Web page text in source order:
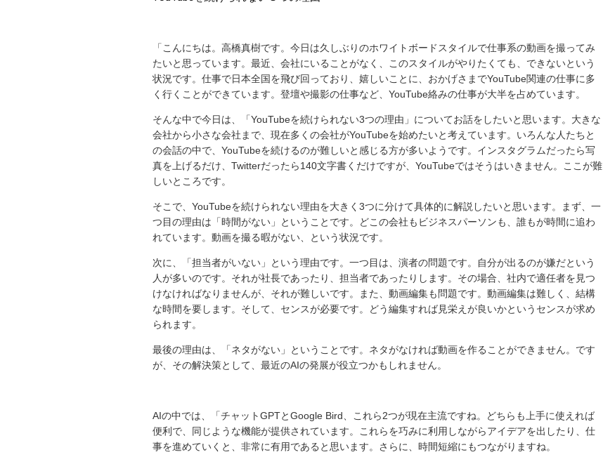
「こんにちは。高橋真樹です。今日は久しぶりのホワイトボードスタイルで仕事系の動画を撮ってみ
たいと思っています。最近、会社にいることがなく、このスタイルがやりたくても、できないという
状況です。仕事で日本全国を飛び回っており、嬉しいことに、おかげさまでYouTube関連の仕事に多
く行くことができています。登壇や撮影の仕事など、YouTube絡みの仕事が大半を占めています。
そんな中で今日は、「YouTubeを続けられない3つの理由」についてお話をしたいと思います。大きな
会社から小さな会社まで、現在多くの会社がYouTubeを始めたいと考えています。いろんな人たちと
の会話の中で、YouTubeを続けるのが難しいと感じる方が多いようです。インスタグラムだったら写
真を上げるだけ、Twitterだったら140文字書くだけですが、YouTubeではそうはいきません。ここが難
しいところです。
そこで、YouTubeを続けられない理由を大きく3つに分けて具体的に解説したいと思います。まず、一
つ目の理由は「時間がない」ということです。どこの会社もビジネスパーソンも、誰もが時間に追わ
れています。動画を撮る暇がない、という状況です。
次に、「担当者がいない」という理由です。一つ目は、演者の問題です。自分が出るのが嫌だという
人が多いのです。それが社長であったり、担当者であったりします。その場合、社内で適任者を見つ
けなければなりませんが、それが難しいです。また、動画編集も問題です。動画編集は難しく、結構
な時間を要します。そして、センスが必要です。どう編集すれば見栄えが良いかというセンスが求め
られます。
最後の理由は、「ネタがない」ということです。ネタがなければ動画を作ることができません。です
が、その解決策として、最近のAIの発展が役立つかもしれません。
AIの中では、「チャットGPTとGoogle Bird、これら2つが現在主流ですね。どちらも上手に使えれば
便利で、同じような機能が提供されています。これらを巧みに利用しながらアイデアを出したり、仕
事を進めていくと、非常に有用であると思います。さらに、時間短縮にもつながりますね。